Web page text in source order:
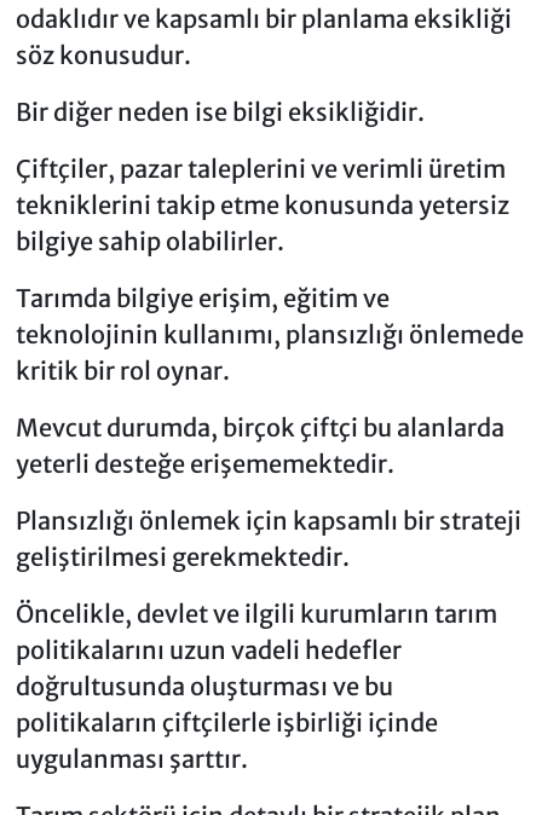
odaklıdır ve kapsamlı bir planlama eksikliği
söz konusudur.
Bir diğer neden ise bilgi eksikliğidir.
Çiftçiler, pazar taleplerini ve verimli üretim
tekniklerini takip etme konusunda yetersiz
bilgiye sahip olabilirler.
Tarımda bilgiye erişim, eğitim ve
teknolojinin kullanımı, plansızlığı önlemede
kritik bir rol oynar.
Mevcut durumda, birçok çiftçi bu alanlarda
yeterli desteğe erişememektedir.
Plansızlığı önlemek için kapsamlı bir strateji
geliştirilmesi gerekmektedir.
Öncelikle, devlet ve ilgili kurumların tarım
politikalarını uzun vadeli hedefler
doğrultusunda oluşturması ve bu
politikaların çiftçilerle işbirliği içinde
uygulanması şarttır.